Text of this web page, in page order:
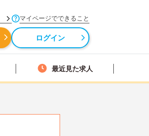
マイページでできること
ログイン
最近見た求人